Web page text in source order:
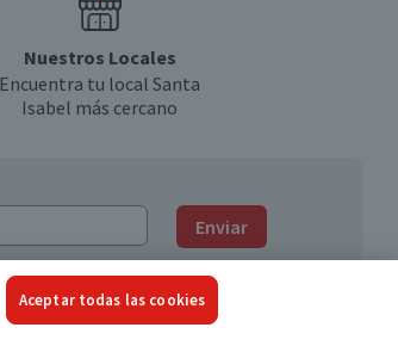
Nuestros Locales
Encuentra tu local Santa
Isabel más cercano
Enviar
Aceptar todas las cookies